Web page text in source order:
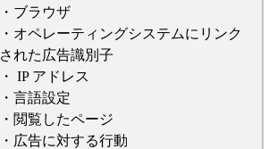
・ブラウザ
・オペレーティングシステムにリンク
された広告識別子
・ IP アドレス
・言語設定
・閲覧したページ
・広告に対する行動